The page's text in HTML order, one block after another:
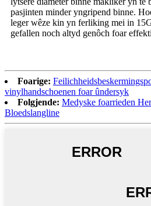
pasjinten minder yngripend binne.
leger wêze kin yn ferliking mei in
gefallen noch altyd genôch foar
Foarige:
vinylhandschoenen foar ûndersyk
Folgjende: Medyske foarrieden
Bloedslangline